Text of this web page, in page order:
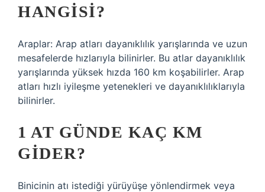
HANGISI?
Araplar: Arap atları dayanıklılık yarışlarında ve uzun
mesafelerde hızlarıyla bilinirler. Bu atlar dayanıklılık
yarışlarında yüksek hızda 160 km koşabilirler. Arap
atları hızlı iyileşme yetenekleri ve dayanıklılıklarıyla
bilinirler.
1 AT GÜNDE KAÇ KM
GIDER?
Binicinin atı istediği yürüyüşe yönlendirmek veya